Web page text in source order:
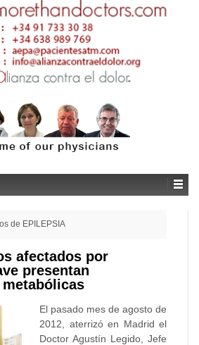
de EPILEPSIA
afectados por
presentan
El pasado mes de agosto de
2012, aterrizó en Madrid el
Doctor Agustín Legido, Jefe